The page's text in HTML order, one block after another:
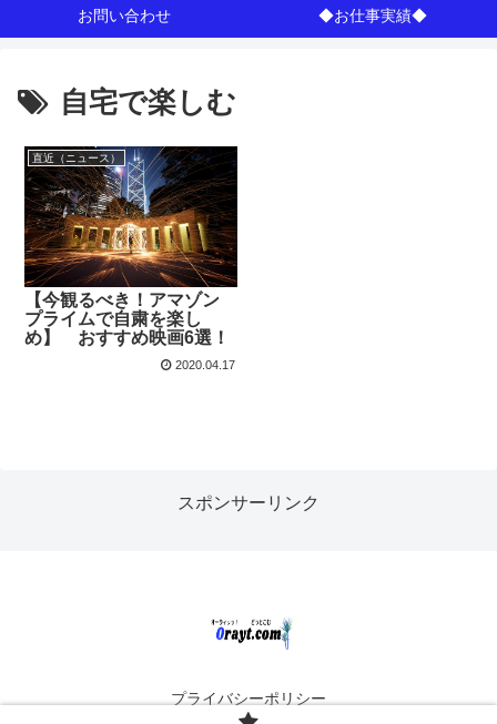
お問い合わせ ◆お仕事実績◆
自宅で楽しむ
直近（ニュース）
【今観るべき！アマゾン
プライムで自粛を楽し
め】 おすすめ映画6選！
2020.04.17
スポンサーリンク
プライバシーポリシー